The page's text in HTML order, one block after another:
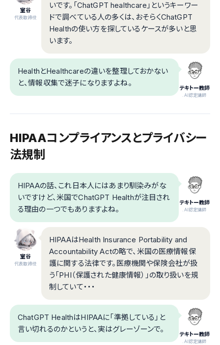
室谷
代表取締役
いです。「ChatGPT healthcare」というキーワー
ドで調べている人の多くは、おそらくChatGPT
Healthの使い方を探しているケースが多いと思
います。
テキトー教師
.AI認定講師
HealthとHealthcareの違いを整理しておかない
と、情報収集で迷子になりますよね。
HIPAAコンプライアンスとプライバシー
法規制
テキトー教師
.AI認定講師
HIPAAの話、これ日本人にはあまり馴染みがな
いですけど、米国でChatGPT Healthが注目され
る理由の一つでもありますよね。
室谷
代表取締役
HIPAAはHealth Insurance Portability and
Accountability Actの略で、米国の医療情報保
護に関する法律です。医療機関や保険会社が扱
う「PHI（保護された健康情報）」の取り扱いを規
制していて・・・
テキトー教師
.AI認定講師
ChatGPT HealthはHIPAAに「準拠している」と
言い切れるのかというと、実はグレーゾーンで。